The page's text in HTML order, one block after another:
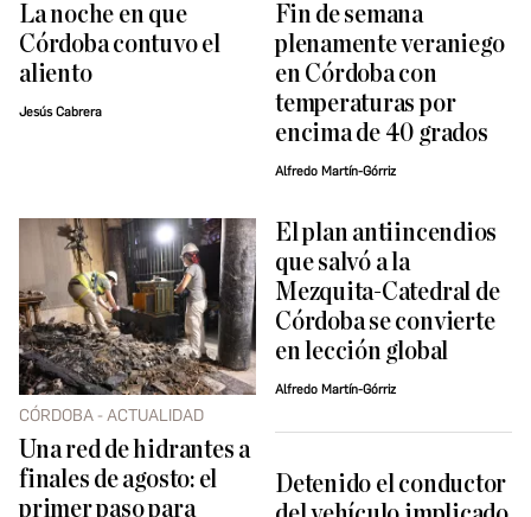
La noche en que
Córdoba contuvo el
aliento
Jesús Cabrera
Fin de semana
plenamente veraniego
en Córdoba con
temperaturas por
encima de 40 grados
Alfredo Martín-Górriz
CÓRDOBA - ACTUALIDAD
Una red de hidrantes a
finales de agosto: el
primer paso para
El plan antiincendios
que salvó a la
Mezquita-Catedral de
Córdoba se convierte
en lección global
Alfredo Martín-Górriz
Detenido el conductor